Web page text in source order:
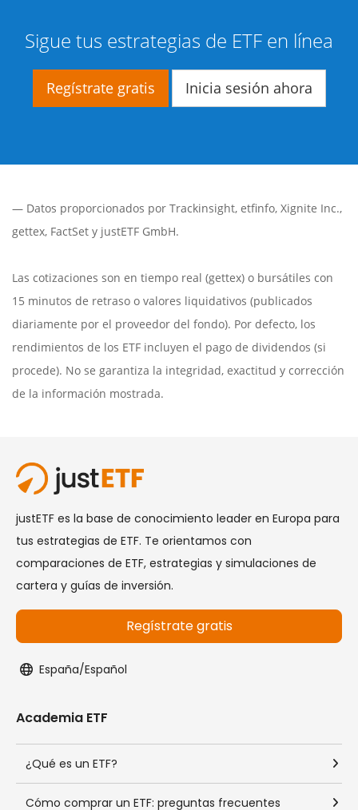
Sigue tus estrategias de ETF en línea
Regístrate gratis Inicia sesión ahora
— Datos proporcionados por Trackinsight, etfinfo, Xignite Inc.,
gettex, FactSet y justETF GmbH.
Las cotizaciones son en tiempo real (gettex) o bursátiles con
15 minutos de retraso o valores liquidativos (publicados
diariamente por el proveedor del fondo). Por defecto, los
rendimientos de los ETF incluyen el pago de dividendos (si
procede). No se garantiza la integridad, exactitud y corrección
de la información mostrada.